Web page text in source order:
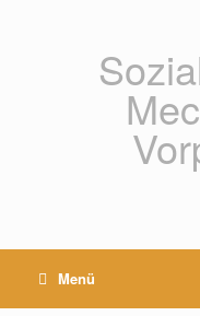
Menü